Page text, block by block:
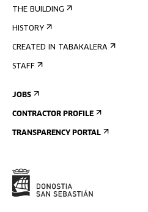
THE BUILDING
HISTORY
CREATED IN TABAKALERA
STAFF
JOBS
CONTRACTOR PROFILE
TRANSPARENCY PORTAL